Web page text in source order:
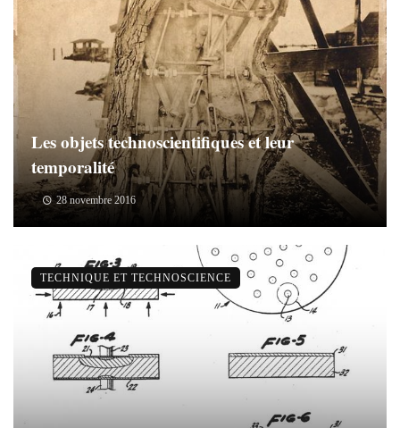
Les objets technoscientifiques et leur
temporalité
28 novembre 2016
TECHNIQUE ET TECHNOSCIENCE